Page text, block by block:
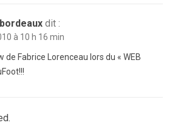
dit :
à 10 h 16 min
de Fabrice Lorenceau lors du « WEB